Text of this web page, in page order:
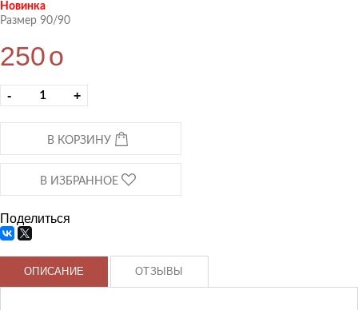
Новинка
Размер 90/90
250o
- +
В КОРЗИНУ
В ИЗБРАННОЕ
Поделиться
ОПИСАНИЕ ОТЗЫВЫ